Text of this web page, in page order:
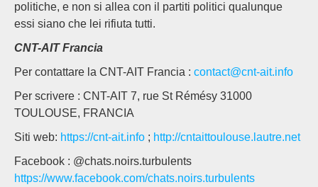
politiche, e non si allea con il partiti politici qualunque
essi siano che lei rifiuta tutti.
CNT-AIT Francia
Per contattare la CNT-AIT Francia : contact@cnt-ait.info
Per scrivere : CNT-AIT 7, rue St Rémésy 31000
TOULOUSE, FRANCIA
Siti web: https://cnt-ait.info ; http://cntaittoulouse.lautre.net
Facebook : @chats.noirs.turbulents
https://www.facebook.com/chats.noirs.turbulents